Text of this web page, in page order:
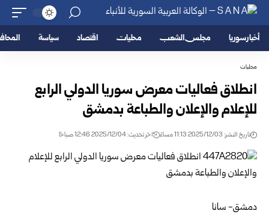
أخبار سوريا مجلس الشعب محليات اقتصاد سياسة
محليات
انطلاق فعاليات معرض سوريا الدولي الرابع
للإعلام والإعلان والطباعة بدمشق
تاريخ النشر: 2025/12/03 11:13 مساءً اخر تحديث: 2025/12/04 12:46 صباحًا
دمشق- سانا